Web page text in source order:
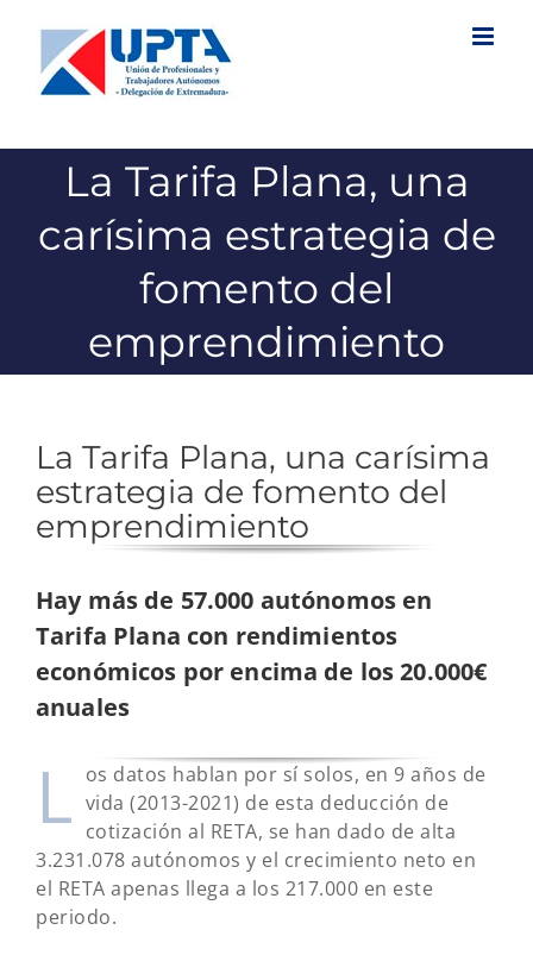
contenido
La Tarifa Plana, una
carísima estrategia de
fomento del
emprendimiento
La Tarifa Plana, una carísima
estrategia de fomento del
emprendimiento
Hay más de 57.000 autónomos en
Tarifa Plana con rendimientos
económicos por encima de los 20.000€
anuales
L os datos hablan por sí solos, en 9 años de
vida (2013-2021) de esta deducción de
cotización al RETA, se han dado de alta
3.231.078 autónomos y el crecimiento neto en
el RETA apenas llega a los 217.000 en este
periodo.